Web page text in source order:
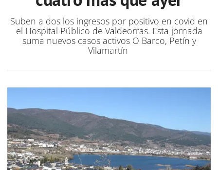
Suben a dos los ingresos por positivo en covid en
el Hospital Público de Valdeorras. Esta jornada
suma nuevos casos activos O Barco, Petín y
Vilamartín